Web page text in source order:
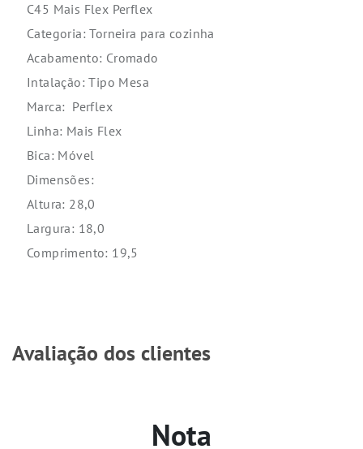
C45 Mais Flex Perflex
Categoria: Torneira para cozinha
Acabamento: Cromado
Intalação: Tipo Mesa
Marca: Perflex
Linha: Mais Flex
Bica: Móvel
Dimensões:
Altura: 28,0
Largura: 18,0
Comprimento: 19,5
Avaliação dos clientes
Nota